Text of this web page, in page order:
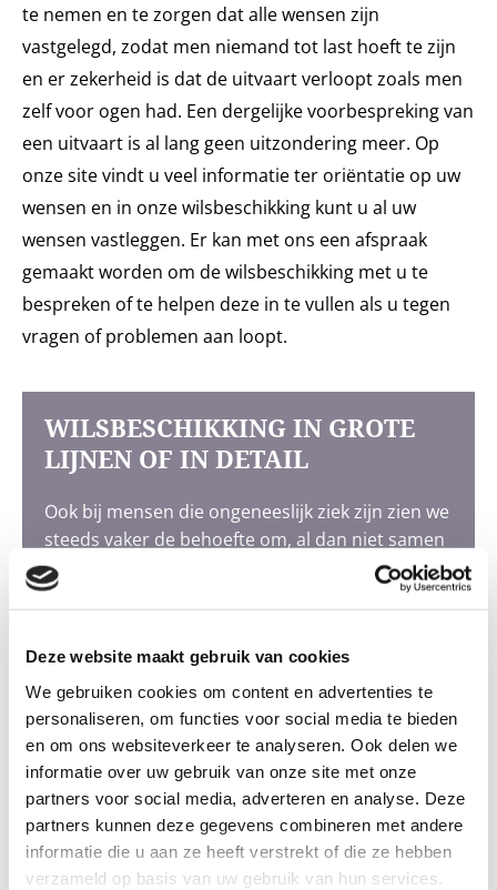
Deze website maakt gebruik van cookies
We gebruiken cookies om content en advertenties te
personaliseren, om functies voor social media te bieden
en om ons websiteverkeer te analyseren. Ook delen we
informatie over uw gebruik van onze site met onze
partners voor social media, adverteren en analyse. Deze
partners kunnen deze gegevens combineren met andere
informatie die u aan ze heeft verstrekt of die ze hebben
verzameld op basis van uw gebruik van hun services.
te nemen en te zorgen dat alle wensen zijn
vastgelegd, zodat men niemand tot last hoeft te zijn
en er zekerheid is dat de uitvaart verloopt zoals men
zelf voor ogen had. Een dergelijke voorbespreking van
een uitvaart is al lang geen uitzondering meer. Op
onze site vindt u veel informatie ter oriëntatie op uw
wensen en in onze wilsbeschikking kunt u al uw
wensen vastleggen. Er kan met ons een afspraak
gemaakt worden om de wilsbeschikking met u te
bespreken of te helpen deze in te vullen als u tegen
vragen of problemen aan loopt.
WILSBESCHIKKING IN GROTE
LIJNEN OF IN DETAIL
Ook bij mensen die ongeneeslijk ziek zijn zien we
steeds vaker de behoefte om, al dan niet samen
met hun naasten, zelf de regie te nemen voor de
verzorging van hun uitvaart. De een gaat hierin
rouwkaart aan toe alle wensen bespreken;
voldoende en laten het invullen van de details
over aan hun naasten op het moment dat het
overlijden daar is. De wilsbeschikking op onze
site is zeer uitgebreid, maar kan in beide
gevallen uitkomst bieden. U kunt alle velden
vullen, maar dit hoeft natuurlijk niet. Zijn er
onderdelen waarover u niet kunt of wilt